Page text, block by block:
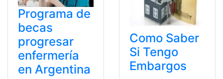
Programa de
becas
progresar
enfermería
en Argentina
Como Saber
Si Tengo
Embargos